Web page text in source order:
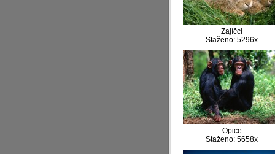
Zajíčci
Staženo: 5296x
Opice
Staženo: 5658x